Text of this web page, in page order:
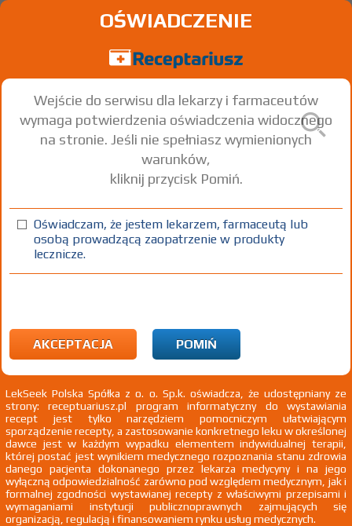
Apo-Tamis
Tamsulosin hydrochloride
kaps. o przedł. uwalnianiu,
twarde
0,4
90
1)
Przerost gruczołu krokowego
Pacjenci 65+
Wszystkie dawki leku ATC
OŚWIADCZENIE
Wejście do serwisu dla lekarzy i farmaceutów
wymaga potwierdzenia oświadczenia widocznego
na stronie. Jeśli nie spełniasz wymienionych
warunków,
kliknij przycisk Pomiń.
Oświadczam, że jestem lekarzem, farmaceutą lub
osobą prowadzącą zaopatrzenie w produkty
lecznicze.
AKCEPTACJA POMIŃ
LekSeek Polska Spółka z o. o. Sp.k. oświadcza, że udostępniany ze
strony: receptuariusz.pl program informatyczny do wystawiania
recept jest tylko narzędziem pomocniczym ułatwiającym
sporządzenie recepty, a zastosowanie konkretnego leku w określonej
dawce jest w każdym wypadku elementem indywidualnej terapii,
której postać jest wynikiem medycznego rozpoznania stanu zdrowia
danego pacjenta dokonanego przez lekarza medycyny i na jego
wyłączną odpowiedzialność zarówno pod względem medycznym, jak i
formalnej zgodności wystawianej recepty z właściwymi przepisami i
wymaganiami instytucji publicznoprawnych zajmujących się
organizacją, regulacją i finansowaniem rynku usług medycznych.